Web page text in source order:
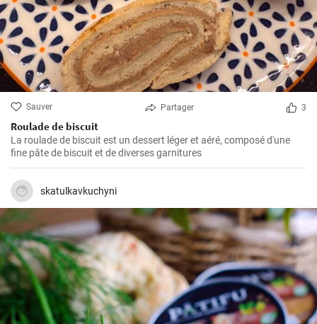
Sauver Partager 3
Roulade de biscuit
La roulade de biscuit est un dessert léger et aéré, composé d'une
fine pâte de biscuit et de diverses garnitures
skatulkavkuchyni